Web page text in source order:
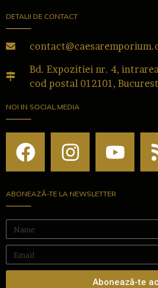
DETALII DE CONTACT
Bd. Expozitiei nr. 4,
cod postal 012101,
NOI IN SOCIAL MEDIA
ABONEAZĂ-TE LA NEWSLETTER
Abonează-te